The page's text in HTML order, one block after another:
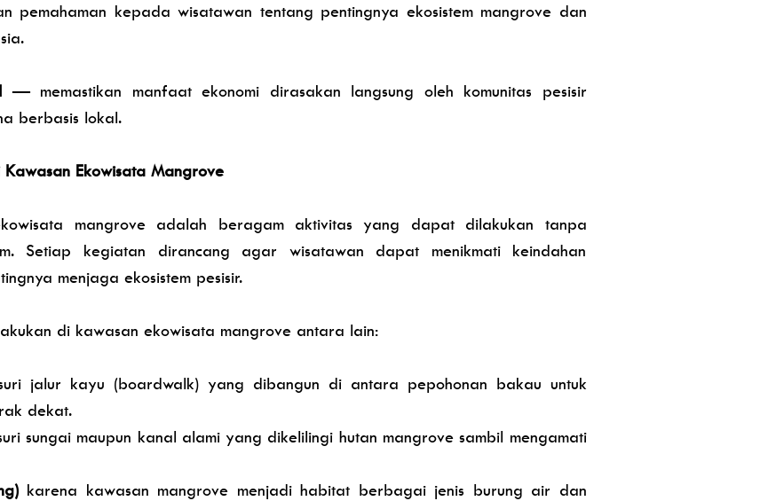
kepada wisatawan tentang pentingnya ekosistem mangrove dan
— memastikan manfaat ekonomi dirasakan langsung oleh komunitas pesisir
berbasis lokal.
Ekowisata Mangrove
mangrove adalah beragam aktivitas yang dapat dilakukan tanpa
Setiap kegiatan dirancang agar wisatawan dapat menikmati keindahan
menjaga ekosistem pesisir.
di kawasan ekowisata mangrove antara lain:
jalur kayu (boardwalk) yang dibangun di antara pepohonan bakau untuk
dekat.
sungai maupun kanal alami yang dikelilingi hutan mangrove sambil mengamati
karena kawasan mangrove menjadi habitat berbagai jenis burung air dan